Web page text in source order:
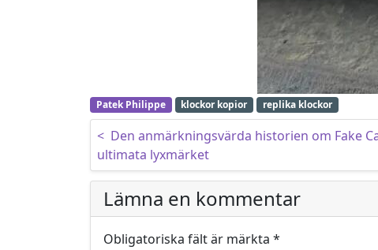
Patek Philippe klockor kopior replika klockor
Inläggsnavigering
< Den anmärkningsvärda historien om Fake
ultimata lyxmärket
Lämna en kommentar
Obligatoriska fält är märkta *